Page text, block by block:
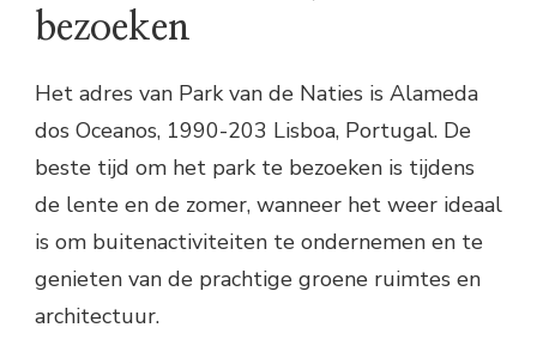
bezoeken
Het adres van Park van de Naties is Alameda
dos Oceanos, 1990-203 Lisboa, Portugal. De
beste tijd om het park te bezoeken is tijdens
de lente en de zomer, wanneer het weer ideaal
is om buitenactiviteiten te ondernemen en te
genieten van de prachtige groene ruimtes en
architectuur.